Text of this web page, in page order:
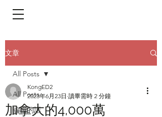
文章
All Posts
編輯的話
All Posts
加拿大的4,000萬
KongED2
2023年6月23日 讀畢需時 2 分鐘